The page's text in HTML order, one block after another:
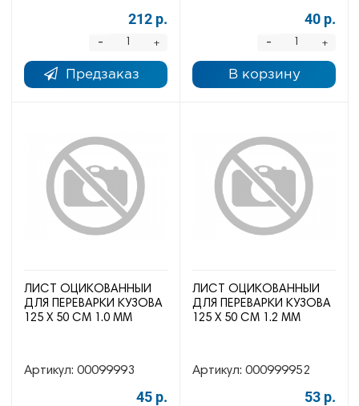
212 р.
+
-
Предзаказ
40 р.
+
-
В корзину
ЛИСТ ОЦИКОВАННЫЙ
ДЛЯ ПЕРЕВАРКИ КУЗОВА
125 Х 50 СМ 1.0 ММ
Артикул: 00099993
45 р.
ЛИСТ ОЦИКОВАННЫЙ
ДЛЯ ПЕРЕВАРКИ КУЗОВА
125 Х 50 СМ 1.2 ММ
Артикул: 000999952
53 р.